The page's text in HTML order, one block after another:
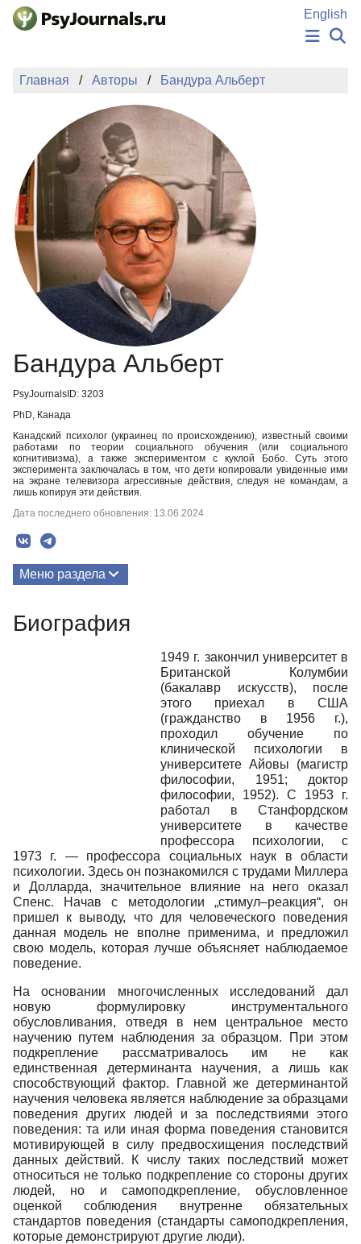
Перейти к основному содержанию
English
НОВОСТИ
АВТОРЫ
ПОДАТЬ РУКОПИСЬ
БАЗА ЗНАНИЙ
КЛЮЧЕВЫЕ СЛОВА
Регистрация
Главная Авторы Бандура Альберт
Бандура Альберт
PsyJournalsID: 3203
PhD, Канада
Канадский психолог (украинец по происхождению), известный своими
работами по теории социального обучения (или социального
когнитивизма), а также экспериментом с куклой Бобо. Суть этого
эксперимента заключалась в том, что дети копировали увиденные ими
на экране телевизора агрессивные действия, следуя не командам, а
лишь копируя эти действия.
Дата последнего обновления: 13.06.2024
Меню раздела
Биография
Биография
1949 г. закончил университет в
Британской Колумбии
(бакалавр искусств), после
этого приехал в США
(гражданство в 1956 г.),
проходил обучение по
клинической психологии в
университете Айовы (магистр
философии, 1951; доктор
философии, 1952). С 1953 г.
работал в Станфордском
университете в качестве
профессора психологии, с
1973 г. — профессора социальных наук в области
психологии. Здесь он познакомился с трудами Миллера
и Долларда, значительное влияние на него оказал
Спенс. Начав с методологии „стимул–реакция“, он
пришел к выводу, что для человеческого поведения
данная модель не вполне применима, и предложил
свою модель, которая лучше объясняет наблюдаемое
поведение.
На основании многочисленных исследований дал
новую формулировку инструментального
обусловливания, отведя в нем центральное место
научению путем наблюдения за образцом. При этом
подкрепление рассматривалось им не как
единственная детерминанта научения, а лишь как
способствующий фактор. Главной же детерминантой
научения человека является наблюдение за образцами
поведения других людей и за последствиями этого
поведения: та или иная форма поведения становится
мотивирующей в силу предвосхищения последствий
данных действий. К числу таких последствий может
относиться не только подкрепление со стороны других
людей, но и самоподкрепление, обусловленное
оценкой соблюдения внутренне обязательных
стандартов поведения (стандарты самоподкрепления,
которые демонстрируют другие люди).